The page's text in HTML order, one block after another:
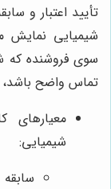
تأیید اعتبار و
شیمیایی نمایش
سوی فروشنده
تماس واضح باشد،
معیارهای
شیمیایی: